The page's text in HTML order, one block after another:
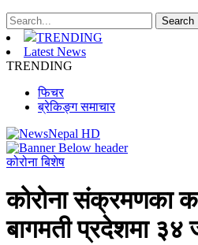
TRENDING
Latest News
TRENDING
फिचर
ब्रेकिङ्ग समाचार
कोरोना बिशेष
कोरोना संक्रमणका
बागमती प्रदेशमा ३४